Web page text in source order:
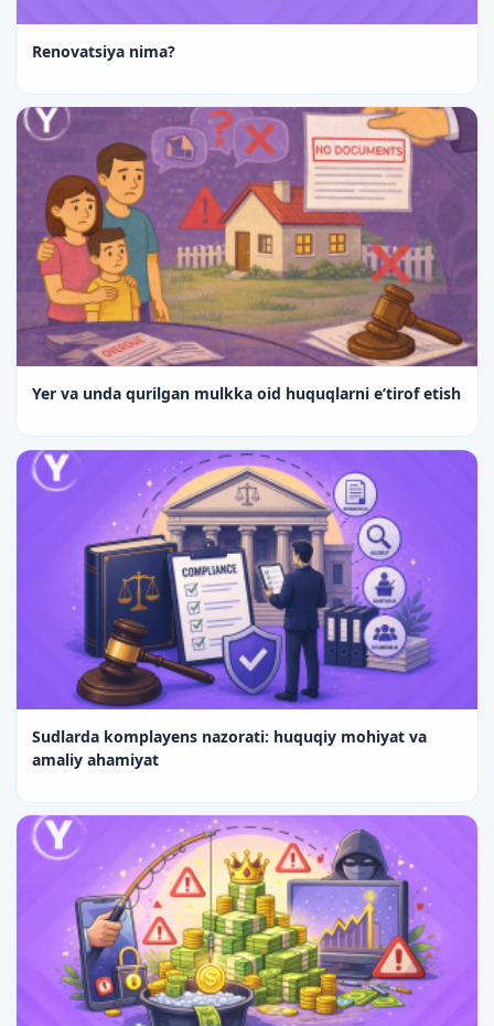
Renovatsiya nima?
Yer va unda qurilgan mulkka oid huquqlarni e’tirof etish
Sudlarda komplayens nazorati: huquqiy mohiyat va
amaliy ahamiyat